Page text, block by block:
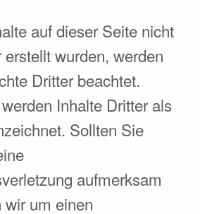
auf dieser Seite nicht
wurden, werden
Dritter beachtet.
Inhalte Dritter als
Sollten Sie
aufmerksam
um einen